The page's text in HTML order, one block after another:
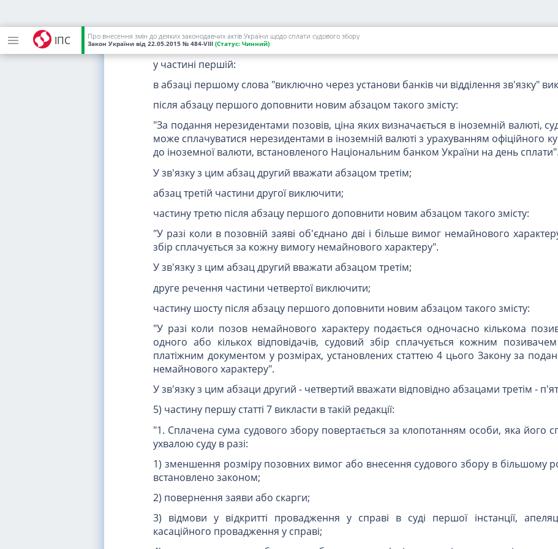
ІПС Про внесення змін до деяких законодавчих актів України щодо сплати судового збору
Закон України від 22.05.2015 № 484-VIII (Статус: Чинний)
після повідомлення про визнання боржника банкрутом";
4) у статті 6:
у частині першій:
в абзаці першому слова "виключно через установи банків чи відділення зв'язку"
після абзацу першого доповнити новим абзацом такого змісту:
"За подання нерезидентами позовів, ціна яких визначається в іноземній валюті,
може сплачуватися нерезидентами в іноземній валюті з урахуванням офіційного
до іноземної валюти, встановленого Національним банком України на день сплати".
У зв'язку з цим абзац другий вважати абзацом третім;
абзац третій частини другої виключити;
частину третю після абзацу першого доповнити новим абзацом такого змісту:
"У разі коли в позовній заяві об'єднано дві і більше вимог немайнового
збір сплачується за кожну вимогу немайнового характеру".
У зв'язку з цим абзац другий вважати абзацом третім;
друге речення частини четвертої виключити;
частину шосту після абзацу першого доповнити новим абзацом такого змісту:
"У разі коли позов немайнового характеру подається одночасно кількома
одного або кількох відповідачів, судовий збір сплачується кожним
платіжним документом у розмірах, установлених статтею 4 цього Закону за
немайнового характеру".
У зв'язку з цим абзаци другий - четвертий вважати відповідно абзацами третім -
5) частину першу статті 7 викласти в такій редакції:
"1. Сплачена сума судового збору повертається за клопотанням особи, яка його
ухвалою суду в разі:
1) зменшення розміру позовних вимог або внесення судового збору в більшому
встановлено законом;
2) повернення заяви або скарги;
3) відмови у відкритті провадження у справі в суді першої інстанції,
касаційного провадження у справі;